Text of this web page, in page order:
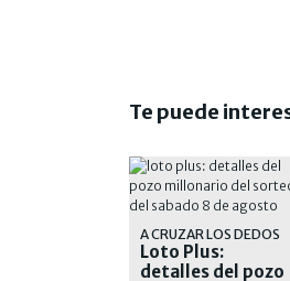
Te puede
A CRUZAR LOS DEDOS
Loto Plus:
detalles del pozo